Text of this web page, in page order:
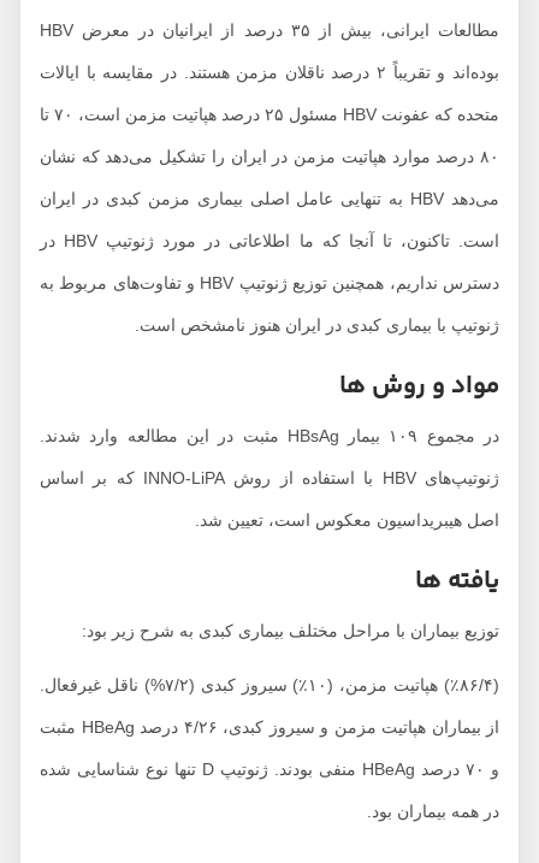
مطالعات ایرانی، بیش از ۳۵ درصد از ایرانیان در معرض HBV
بوده‌اند و تقریباً ۲ درصد ناقلان مزمن هستند. در مقایسه با ایالات
متحده که عفونت HBV مسئول ۲۵ درصد هپاتیت مزمن است، ۷۰ تا
۸۰ درصد موارد هپاتیت مزمن در ایران را تشکیل می‌دهد که نشان
می‌دهد HBV به تنهایی عامل اصلی بیماری مزمن کبدی در ایران
است. تاکنون، تا آنجا که ما اطلاعاتی در مورد ژنوتیپ HBV در
دسترس نداریم، همچنین توزیع ژنوتیپ HBV و تفاوت‌های مربوط به
ژنوتیپ با بیماری کبدی در ایران هنوز نامشخص است.
مواد و روش ها
در مجموع ۱۰۹ بیمار HBsAg مثبت در این مطالعه وارد شدند.
ژنوتیپ‌های HBV با استفاده از روش INNO-LiPA که بر اساس
اصل هیبریداسیون معکوس است، تعیین شد.
یافته ها
توزیع بیماران با مراحل مختلف بیماری کبدی به شرح زیر بود:
(۴/٪۸۶) هپاتیت مزمن، (۱۰٪) سیروز کبدی (۷/۲%) ناقل غیرفعال.
از بیماران هپاتیت مزمن و سیروز کبدی، ۴/۲۶ درصد HBeAg مثبت
و ۷۰ درصد HBeAg منفی بودند. ژنوتیپ D تنها نوع شناسایی شده
در همه بیماران بود.